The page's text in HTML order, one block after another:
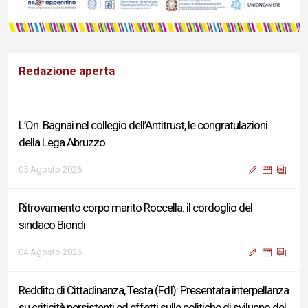
Redazione aperta
L’On. Bagnai nel collegio dell’Antitrust, le congratulazioni
della Lega Abruzzo
05 Agosto 2026
Ritrovamento corpo marito Roccella: il cordoglio del
sindaco Biondi
04 Agosto 2026
Reddito di Cittadinanza, Testa (FdI): Presentata interpellanza